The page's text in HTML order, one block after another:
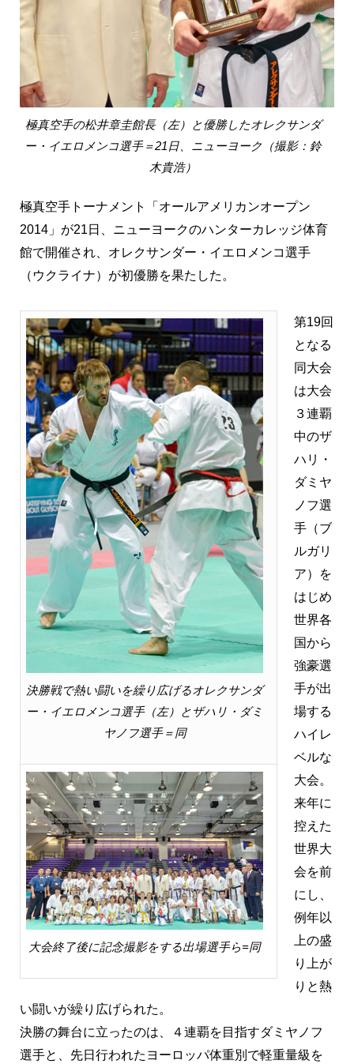
極真空手の松井章圭館長（左）と優勝したオレクサンダ
ー・イエロメンコ選手＝21日、ニューヨーク（撮影：鈴
木貴浩）
極真空手トーナメント「オールアメリカンオープン
2014」が21日、ニューヨークのハンターカレッジ体育
館で開催され、オレクサンダー・イエロメンコ選手
（ウクライナ）が初優勝を果たした。
決勝戦で熱い闘いを繰り広げるオレクサンダ
ー・イエロメンコ選手（左）とザハリ・ダミ
ヤノフ選手＝同
大会終了後に記念撮影をする出場選手ら=同
第19回
となる
同大会
は大会
３連覇
中のザ
ハリ・
ダミヤ
ノフ選
手（ブ
ルガリ
ア）を
はじめ
世界各
国から
強豪選
手が出
場する
ハイレ
ベルな
大会。
来年に
控えた
世界大
会を前
にし、
例年以
上の盛
り上が
りと熱
い闘いが繰り広げられた。
決勝の舞台に立ったのは、４連覇を目指すダミヤノフ
選手と、先日行われたヨーロッパ体重別で軽重量級を